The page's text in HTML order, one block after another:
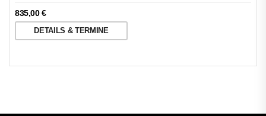
835,00€
DETAILS & TERMINE